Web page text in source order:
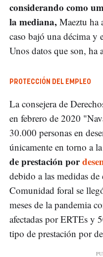
considerando como
la mediana, Maeztu ha
caso bajó una décima y
Unos datos que son, ha
PROTECCIÓN DEL EMPLEO
La consejera de
en febrero de 2020
30.000 personas en
únicamente en torno a
de prestación por
debido a las medidas
Comunidad foral se
meses de la pandemia
afectadas por ERTEs y
tipo de prestación por